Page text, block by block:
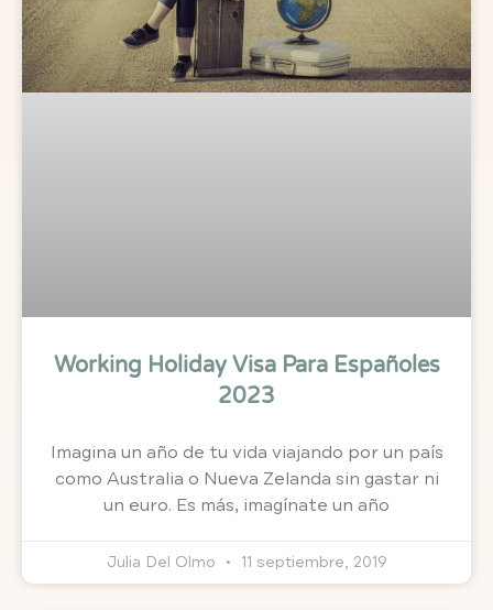
Working Holiday Visa Para Españoles
2023
Imagina un año de tu vida viajando por un país
como Australia o Nueva Zelanda sin gastar ni
un euro. Es más, imagínate un año
Julia Del Olmo 11 septiembre, 2019